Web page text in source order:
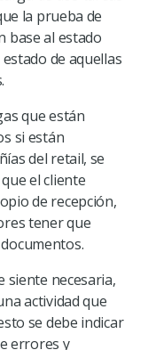
la prueba de
base al estado
de aquellas
que están
si están
del retail, se
el cliente
de recepción,
tener que
siente necesaria,
actividad que
se debe indicar
errores y